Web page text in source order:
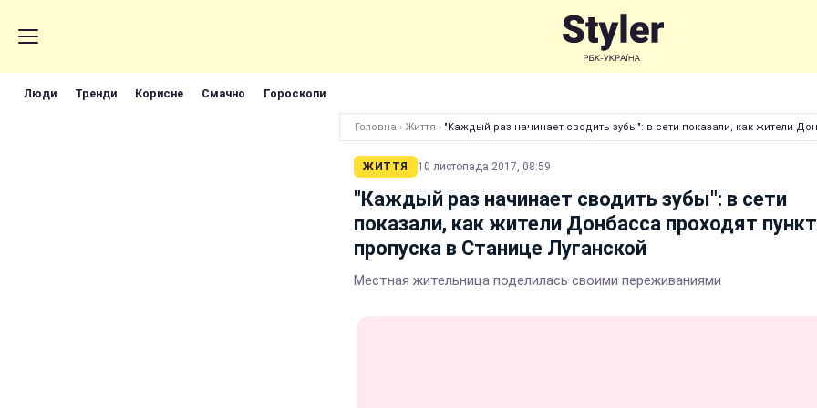
Люди Тренди Корисне Смачно Гороскопи
Головна › Життя › "Каждый раз начинает сводить зубы": в сети показали, как жители
ЖИТТЯ 10 листопада 2017, 08:59
"Каждый раз начинает сводить зубы": в сети
показали, как жители Донбасса проходят пункт
пропуска в Станице Луганской
Местная жительница поделилась своими переживаниями